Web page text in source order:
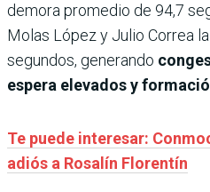
demora promedio de 94,7
Molas López y Julio Correa
segundos, generando
espera elevados y
Te puede interesar:
adiós a Rosalín Florentín